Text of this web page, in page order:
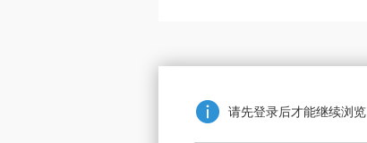
请先登录后才能继续浏览